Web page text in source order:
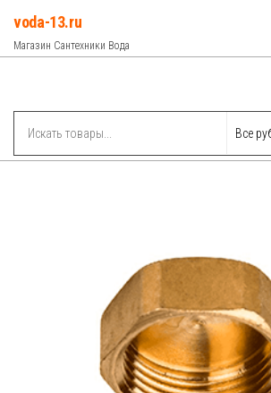
Перейти
содержимому
voda-13.ru
Магазин Сантехники Вода